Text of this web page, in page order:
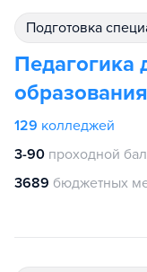
подготовка
Педагогика
образования
129 колледжей
3-90 проходной
3689 бюджетных